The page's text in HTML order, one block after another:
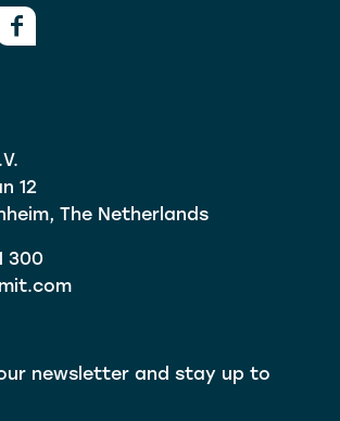
12
The Netherlands
300
newsletter and stay up to